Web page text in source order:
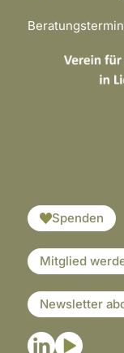
Spenden
Mitglied
Newsletter